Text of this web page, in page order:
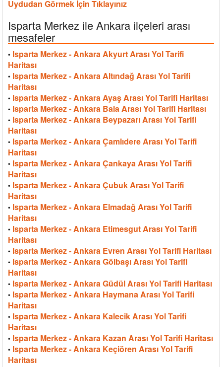
Uydudan Görmek İçin Tıklayınız
Isparta Merkez ile Ankara ilçeleri arası
mesafeler
• Isparta Merkez - Ankara Akyurt Arası Yol Tarifi
Haritası
• Isparta Merkez - Ankara Altındağ Arası Yol Tarifi
Haritası
• Isparta Merkez - Ankara Ayaş Arası Yol Tarifi Haritası
• Isparta Merkez - Ankara Bala Arası Yol Tarifi Haritası
• Isparta Merkez - Ankara Beypazarı Arası Yol Tarifi
Haritası
• Isparta Merkez - Ankara Çamlıdere Arası Yol Tarifi
Haritası
• Isparta Merkez - Ankara Çankaya Arası Yol Tarifi
Haritası
• Isparta Merkez - Ankara Çubuk Arası Yol Tarifi
Haritası
• Isparta Merkez - Ankara Elmadağ Arası Yol Tarifi
Haritası
• Isparta Merkez - Ankara Etimesgut Arası Yol Tarifi
Haritası
• Isparta Merkez - Ankara Evren Arası Yol Tarifi Haritası
• Isparta Merkez - Ankara Gölbaşı Arası Yol Tarifi
Haritası
• Isparta Merkez - Ankara Güdül Arası Yol Tarifi Haritası
• Isparta Merkez - Ankara Haymana Arası Yol Tarifi
Haritası
• Isparta Merkez - Ankara Kalecik Arası Yol Tarifi
Haritası
• Isparta Merkez - Ankara Kazan Arası Yol Tarifi Haritası
• Isparta Merkez - Ankara Keçiören Arası Yol Tarifi
Haritası